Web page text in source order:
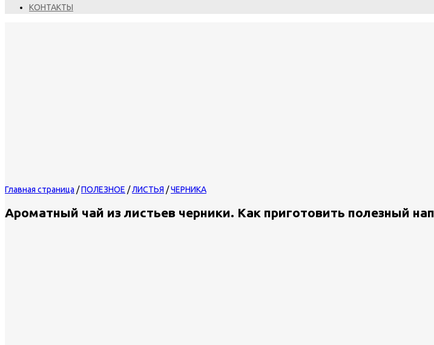
КОНТАКТЫ
Главная страница /ПОЛЕЗНОЕ /ЛИСТЬЯ /ЧЕРНИКА
Ароматный чай из листьев черники. Как приготовить полезный